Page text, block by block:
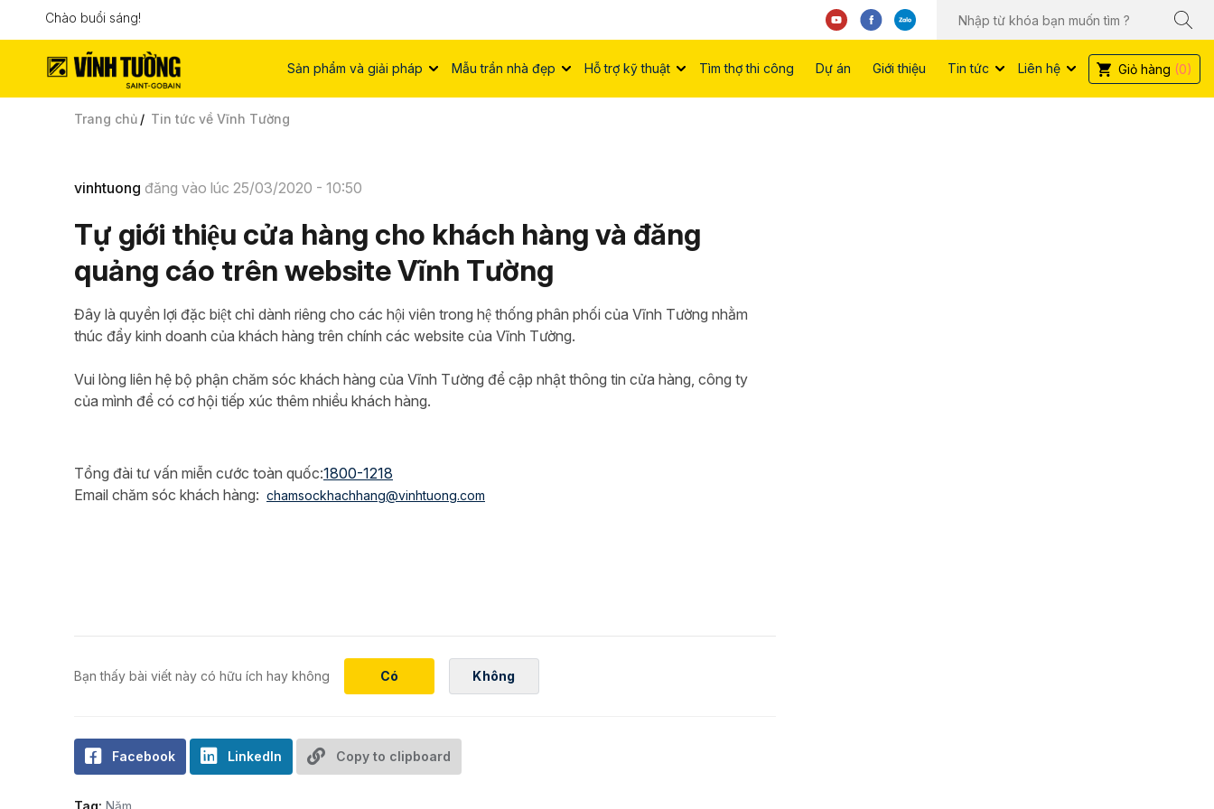
Sản phẩm và giải pháp Mẫu trần nhà đẹp Hỗ trợ kỹ thuật Tìm thợ thi công Dự án Giới thiệu Tin tức Liên hệ Giỏ hàng (0)
Chào buổi sáng!
Trang chủ Tin tức về Vĩnh Tường
vinhtuong đăng vào lúc 25/03/2020 - 10:50
Tự giới thiệu cửa hàng cho khách hàng và đăng
quảng cáo trên website Vĩnh Tường
Đây là quyền lợi đặc biệt chỉ dành riêng cho các hội viên trong hệ thống phân phối của Vĩnh Tường nhằm
thúc đẩy kinh doanh của khách hàng trên chính các website của Vĩnh Tường.
Vui lòng liên hệ bộ phận chăm sóc khách hàng của Vĩnh Tường để cập nhật thông tin cửa hàng, công ty
của mình để có cơ hội tiếp xúc thêm nhiều khách hàng.
Tổng đài tư vấn miễn cước toàn quốc:1800-1218
Email chăm sóc khách hàng: chamsockhachhang@vinhtuong.com
Bạn thấy bài viết này có hữu ích hay không Có Không
Facebook LinkedIn Copy to clipboard
Tag: Năm